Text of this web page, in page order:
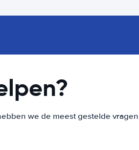
we de meest gestelde